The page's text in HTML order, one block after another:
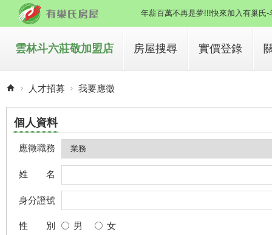
年薪百萬不再是夢!!!快來加入有巢氏-
雲林斗六莊敬加盟店 房屋搜尋 實價登錄
人才招募 我要應徵
個人資料
應徵職務
姓 名
身分證號
性 別 男 女